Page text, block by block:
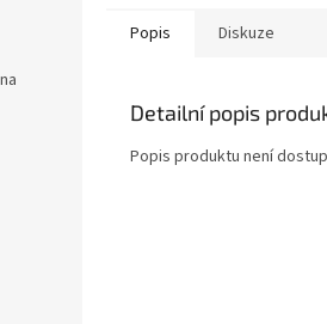
Popis Diskuze
Detailní popis
Popis produktu není